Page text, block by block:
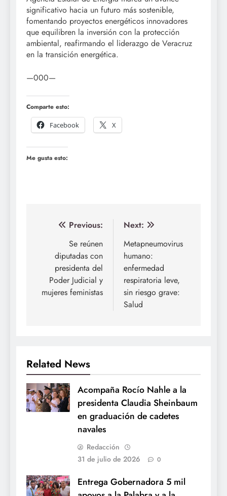
significativo hacia un futuro más sostenible,
fomentando proyectos energéticos innovadores
que equilibren la inversión con la protección
ambiental, reafirmando el liderazgo de Veracruz
en la transición energética.
—000—
Comparte esto:
Facebook
X
Me gusta esto:
Navegación
entradas
Previous:
Se reúnen
diputadas con
presidenta del
Poder Judicial y
mujeres feministas
Next:
Metapneumovirus
humano:
enfermedad
respiratoria leve,
sin riesgo grave:
Salud
Related News
Acompaña Rocío Nahle a la
presidenta Claudia Sheinbaum
en graduación de cadetes
navales
Redacción
31 de julio de 2026
0
Entrega Gobernadora 5 mil